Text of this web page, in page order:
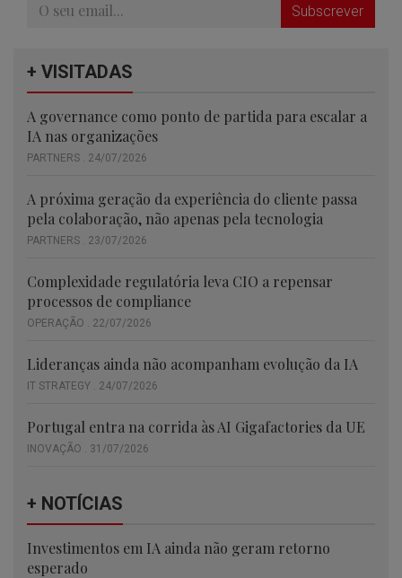
Subscrever
+ VISITADAS
A governance como ponto de partida para escalar a
IA nas organizações
PARTNERS . 24/07/2026
A próxima geração da experiência do cliente passa
pela colaboração, não apenas pela tecnologia
PARTNERS . 23/07/2026
Complexidade regulatória leva CIO a repensar
processos de compliance
OPERAÇÃO . 22/07/2026
Lideranças ainda não acompanham evolução da IA
IT STRATEGY . 24/07/2026
Portugal entra na corrida às AI Gigafactories da UE
INOVAÇÃO . 31/07/2026
+ NOTÍCIAS
Investimentos em IA ainda não geram retorno
esperado